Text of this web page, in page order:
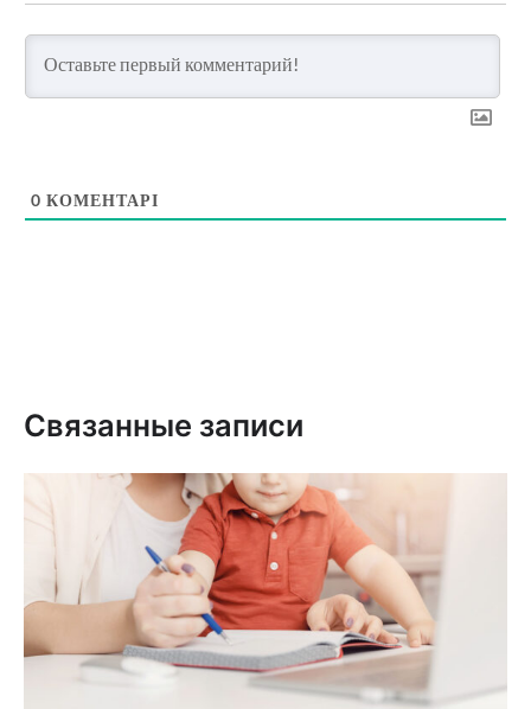
0 КОМЕНТАРІ
Связанные записи